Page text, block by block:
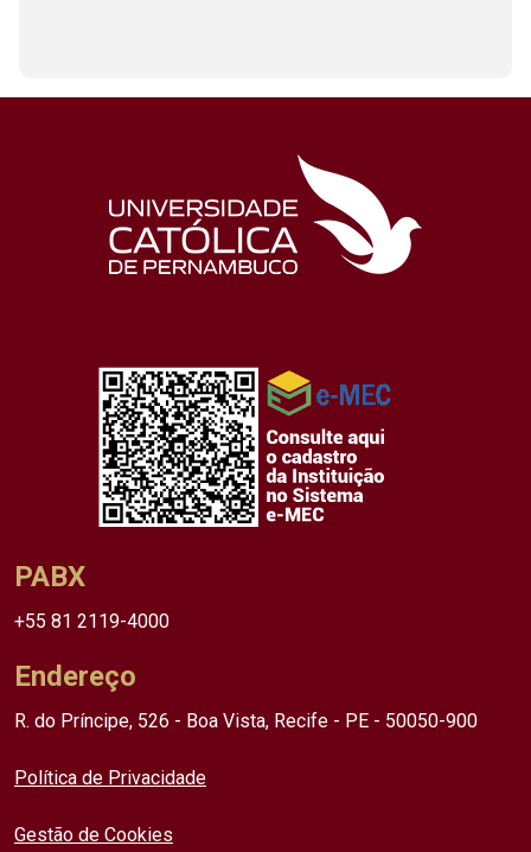
PABX
+55 81 2119-4000
Endereço
R. do Príncipe, 526 - Boa Vista, Recife - PE - 50050-900
Política de Privacidade
Gestão de Cookies